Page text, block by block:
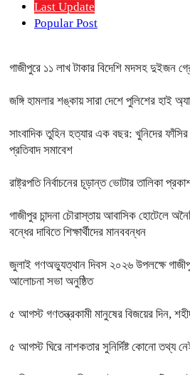
Last Update
Popular Post
গাজীপুরে ১১ লাখ টাকার বিদেশি মদসহ দুইজন
জঙ্গি হামলার শঙ্কায় সারা দেশে পুলিশের হাই
সাংবাদিক তুহিন হত্যার এক বছর: খুনিদের
প্রতিবাদ সমাবেশ
রাষ্ট্রপতি নির্বাচনের চূড়ান্ত ভোটার তালিকা
গাজীপুর চান্দনা চৌরাস্তায় আবাসিক হোটেলে
বন্ধের দাবিতে শিক্ষার্থীদের মানববন্ধন
জুলাই গণঅভ্যুত্থান দিবস ২০২৬ উপলক্ষে
আলোচনা সভা অনুষ্ঠিত
৫ আগস্ট গণতন্ত্রকামী মানুষের বিজয়ের দিন,
৫ আগস্ট ঘিরে নাশকতার সুনির্দিষ্ট কোনো তথ্য